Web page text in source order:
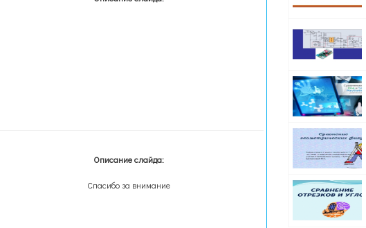
Описание слайда:
Спасибо за внимание